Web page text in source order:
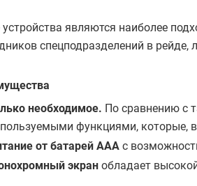
устройства являются наиболее
спецподразделений в рейде,
необходимое. По сравнению с
функциями, которые,
от батарей AAA с
экран обладает